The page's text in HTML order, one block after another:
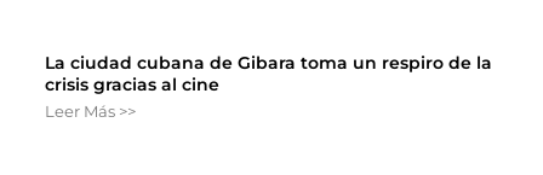
La ciudad cubana de Gibara toma un respiro de la
crisis gracias al cine
Leer Más >>